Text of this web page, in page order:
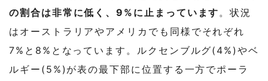
の割合は非常に低く、9%に止まっています 。状況
はオーストラリアやアメリカでも同様でそれぞれ
7%と8%となっています。ルクセンブルグ(4%)やベ
ルギー(5%)が表の最下部に位置する一方でポーラ